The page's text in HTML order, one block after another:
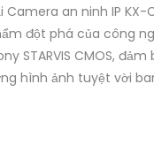
Camera an ninh IP KX-
đột phá của công
STARVIS CMOS,
hình ảnh tuyệt vời